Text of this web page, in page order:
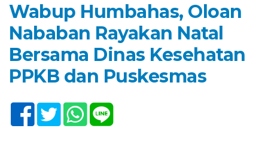
Wabup Humbahas, Oloan
Nababan Rayakan Natal
Bersama Dinas Kesehatan
PPKB dan Puskesmas